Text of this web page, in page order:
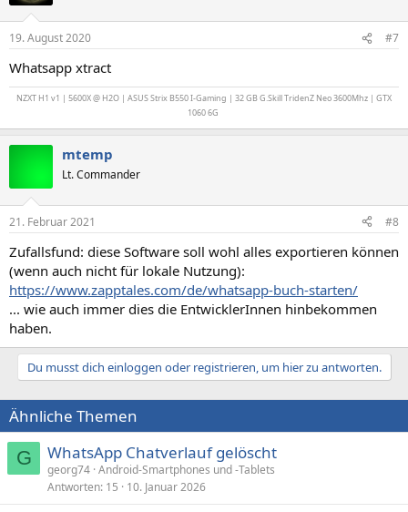
19. August 2020 #7
Whatsapp xtract
NZXT H1 v1 | 5600X @ H2O | ASUS Strix B550 I-Gaming | 32 GB G.Skill TridenZ Neo 3600Mhz | GTX
1060 6G
mtemp
Lt. Commander
21. Februar 2021 #8
Zufallsfund: diese Software soll wohl alles exportieren können
(wenn auch nicht für lokale Nutzung):
https://www.zapptales.com/de/whatsapp-buch-starten/
... wie auch immer dies die EntwicklerInnen hinbekommen
haben.
Du musst dich einloggen oder registrieren, um hier zu antworten.
Ähnliche Themen
G WhatsApp Chatverlauf gelöscht
georg74 Android-Smartphones und -Tablets
Antworten 15 10. Januar 2026